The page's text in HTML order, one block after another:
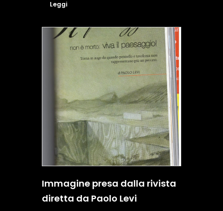
Leggi
Immagine presa dalla rivista
diretta da Paolo Levi